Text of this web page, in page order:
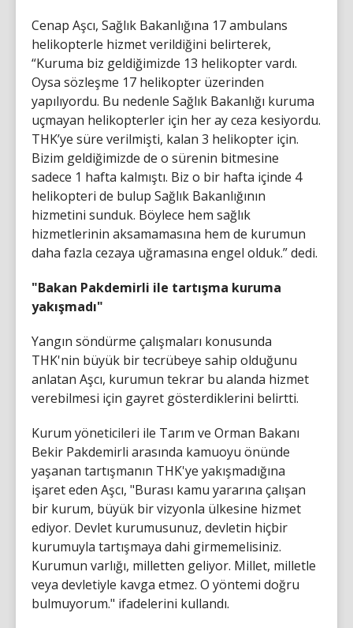
Cenap Aşcı, Sağlık Bakanlığına 17 ambulans
helikopterle hizmet verildiğini belirterek,
“Kuruma biz geldiğimizde 13 helikopter vardı.
Oysa sözleşme 17 helikopter üzerinden
yapılıyordu. Bu nedenle Sağlık Bakanlığı kuruma
uçmayan helikopterler için her ay ceza kesiyordu.
THK’ye süre verilmişti, kalan 3 helikopter için.
Bizim geldiğimizde de o sürenin bitmesine
sadece 1 hafta kalmıştı. Biz o bir hafta içinde 4
helikopteri de bulup Sağlık Bakanlığının
hizmetini sunduk. Böylece hem sağlık
hizmetlerinin aksamamasına hem de kurumun
daha fazla cezaya uğramasına engel olduk.” dedi.
"Bakan Pakdemirli ile tartışma kuruma
yakışmadı"
Yangın söndürme çalışmaları konusunda
THK'nin büyük bir tecrübeye sahip olduğunu
anlatan Aşcı, kurumun tekrar bu alanda hizmet
verebilmesi için gayret gösterdiklerini belirtti.
Kurum yöneticileri ile Tarım ve Orman Bakanı
Bekir Pakdemirli arasında kamuoyu önünde
yaşanan tartışmanın THK'ye yakışmadığına
işaret eden Aşcı, "Burası kamu yararına çalışan
bir kurum, büyük bir vizyonla ülkesine hizmet
ediyor. Devlet kurumusunuz, devletin hiçbir
kurumuyla tartışmaya dahi girmemelisiniz.
Kurumun varlığı, milletten geliyor. Millet, milletle
veya devletiyle kavga etmez. O yöntemi doğru
bulmuyorum." ifadelerini kullandı.